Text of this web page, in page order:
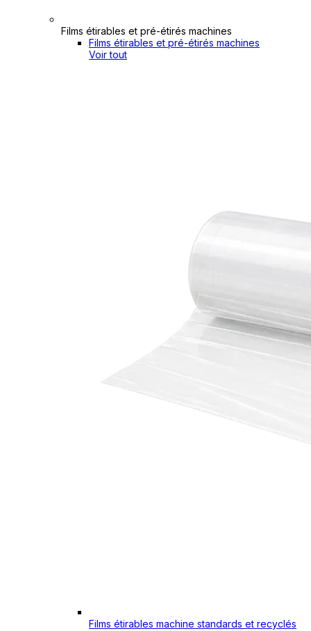
Films étirables et pré-étirés machines
Films étirables et pré-étirés machines
Voir tout
Films étirables machine standards et recyclés